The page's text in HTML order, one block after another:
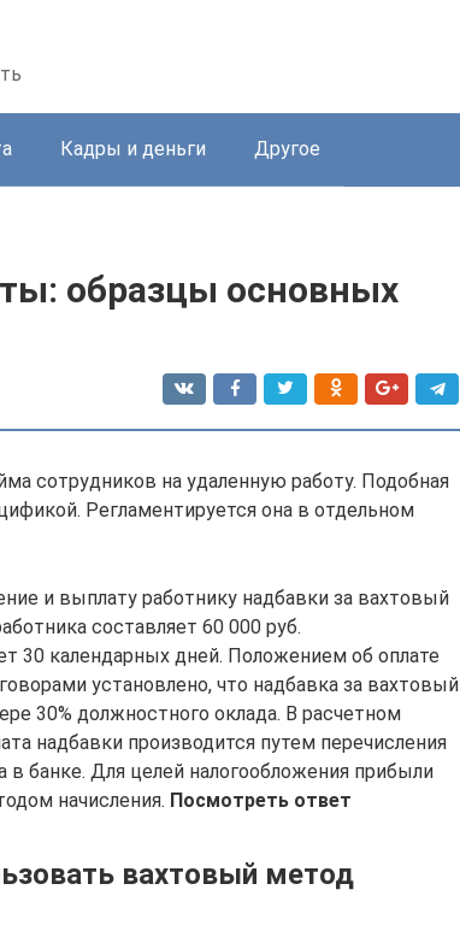
Кадры и деньги Другое
образцы основных
сотрудников на удаленную работу. Подобная
Регламентируется она в отдельном
и выплату работнику надбавки за вахтовый
составляет 60 000 руб.
30 календарных дней. Положением об оплате
установлено, что надбавка за вахтовый
30% должностного оклада. В расчетном
надбавки производится путем перечисления
банке. Для целей налогообложения прибыли
начисления. Посмотреть ответ
вахтовый метод